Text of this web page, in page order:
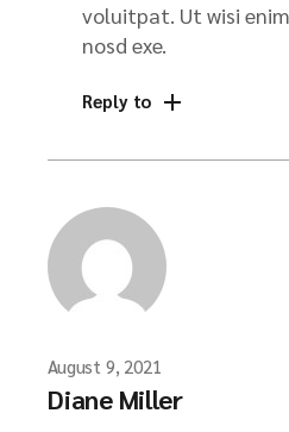
voluitpat. Ut wisi
nosd exe.
Reply to
August 9, 2021
Diane Miller